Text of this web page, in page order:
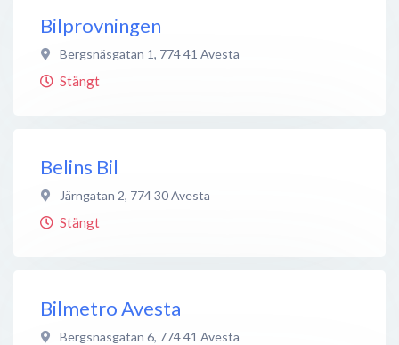
Bilprovningen
Bergsnäsgatan 1, 774 41 Avesta
Stängt
Belins Bil
Järngatan 2, 774 30Avesta
Stängt
Bilmetro Avesta
Bergsnäsgatan 6, 774 41 Avesta